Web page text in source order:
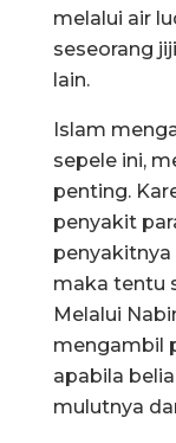
melalui air
seseorang
lain.
Islam
sepele ini,
penting.
penyakit
penyakitnya
maka tentu
Melalui
mengambil
apabila
mulutnya